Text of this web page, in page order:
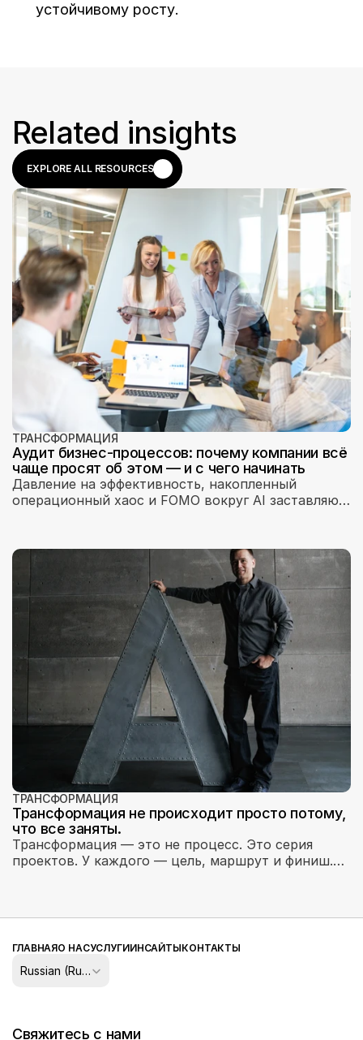
устойчивому росту.
Related insights
EXPLORE ALL RESOURCES
ТРАНСФОРМАЦИЯ
Аудит бизнес-процессов: почему компании всё
чаще просят об этом — и с чего начинать
Давление на эффективность, накопленный
операционный хаос и FOMO вокруг AI заставляют
а со стратегии.
ТРАНСФОРМАЦИЯ
Трансформация не происходит просто потому,
что все заняты.
Трансформация — это не процесс. Это серия
проектов. У каждого — цель, маршрут и финиш.
ГЛАВНАЯО НАСУСЛУГИИНСАЙТЫКОНТАКТЫ
Russian (Russia)
Свяжитесь с нами